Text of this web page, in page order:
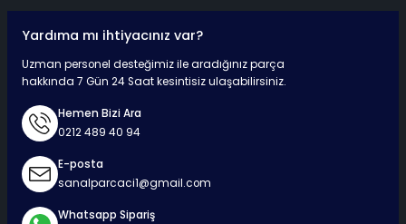
Surpriz Hediyeler
Yardıma mı ihtiyacınız var?
Uzman personel desteğimiz ile aradığınız parça
hakkında 7 Gün 24 Saat kesintisiz ulaşabilirsiniz.
Hemen Bizi Ara
0212 489 40 94
E-posta
sanalparcaci1@gmail.com
Whatsapp Sipariş